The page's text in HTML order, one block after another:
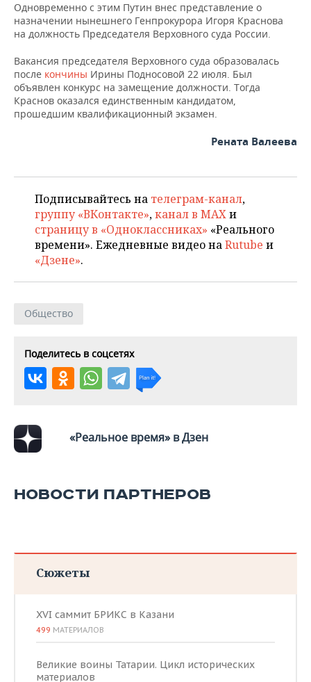
Одновременно с этим Путин внес представление о
назначении нынешнего Генпрокурора Игоря Краснова
на должность Председателя Верховного суда России.
Вакансия председателя Верховного суда образовалась
после кончины Ирины Подносовой 22 июля. Был
объявлен конкурс на замещение должности. Тогда
Краснов оказался единственным кандидатом,
прошедшим квалификационный экзамен.
Рената Валеева
Подписывайтесь на телеграм-канал,
группу «ВКонтакте»,канал в MAXи
страницу в «Одноклассниках» «Реального
времени». Ежедневные видео наRutube и
«Дзене».
Общество
Поделитесь в соцсетях
«Реальное время» в Дзен
НОВОСТИ ПАРТНЕРОВ
Сюжеты
XVI саммит БРИКС в Казани
499 МАТЕРИАЛОВ
Великие воины Татарии. Цикл исторических
материалов